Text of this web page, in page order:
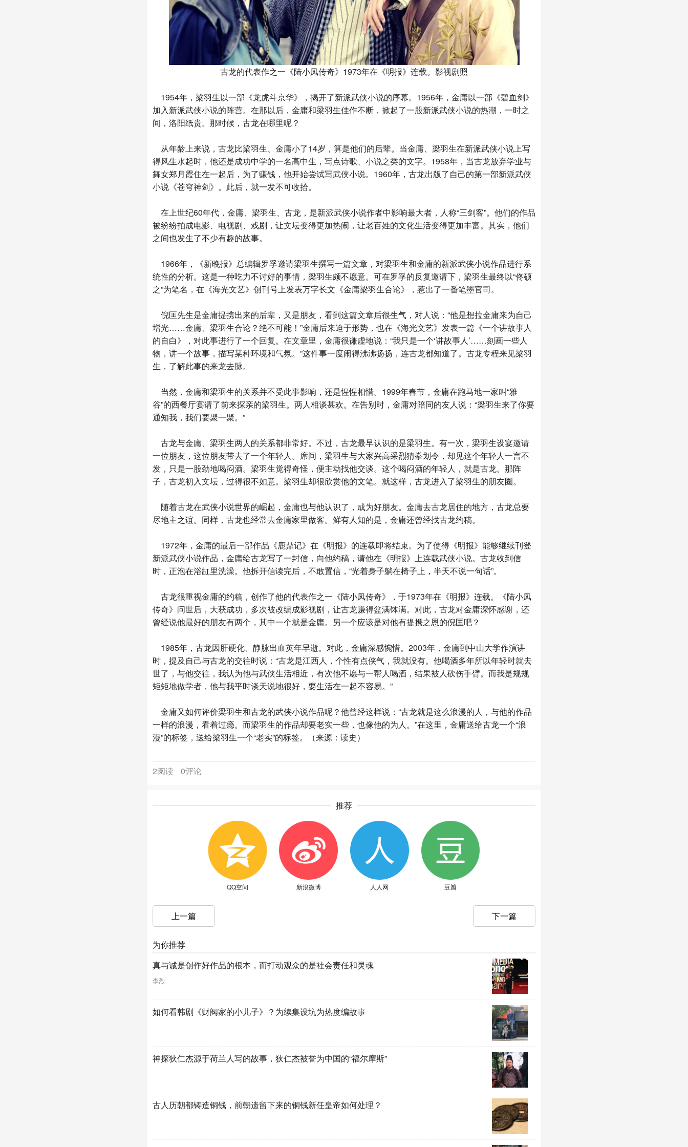
古龙的代表作之一《陆小凤传奇》1973年在《明报》连载。影视剧照
1954年，梁羽生以一部《龙虎斗京华》，揭开了新派武侠小说的序幕。1956年，金庸以一部《碧血剑》
加入新派武侠小说的阵营。在那以后，金庸和梁羽生佳作不断，掀起了一股新派武侠小说的热潮，一时之
间，洛阳纸贵。那时候，古龙在哪里呢？
从年龄上来说，古龙比梁羽生、金庸小了14岁，算是他们的后辈。当金庸、梁羽生在新派武侠小说上写
得风生水起时，他还是成功中学的一名高中生，写点诗歌、小说之类的文字。1958年，当古龙放弃学业与
舞女郑月霞住在一起后，为了赚钱，他开始尝试写武侠小说。1960年，古龙出版了自己的第一部新派武侠
小说《苍穹神剑》。此后，就一发不可收拾。
在上世纪60年代，金庸、梁羽生、古龙，是新派武侠小说作者中影响最大者，人称“三剑客”。他们的作品
被纷纷拍成电影、电视剧、戏剧，让文坛变得更加热闹，让老百姓的文化生活变得更加丰富。其实，他们
之间也发生了不少有趣的故事。
1966年，《新晚报》总编辑罗孚邀请梁羽生撰写一篇文章，对梁羽生和金庸的新派武侠小说作品进行系
统性的分析。这是一种吃力不讨好的事情，梁羽生颇不愿意。可在罗孚的反复邀请下，梁羽生最终以“佟硕
之”为笔名，在《海光文艺》创刊号上发表万字长文《金庸梁羽生合论》，惹出了一番笔墨官司。
倪匡先生是金庸提携出来的后辈，又是朋友，看到这篇文章后很生气，对人说：“他是想拉金庸来为自己
增光……金庸、梁羽生合论？绝不可能！”金庸后来迫于形势，也在《海光文艺》发表一篇《一个讲故事人
的自白》，对此事进行了一个回复。在文章里，金庸很谦虚地说：“我只是一个‘讲故事人’……刻画一些人
物，讲一个故事，描写某种环境和气氛。”这件事一度闹得沸沸扬扬，连古龙都知道了。古龙专程来见梁羽
生，了解此事的来龙去脉。
当然，金庸和梁羽生的关系并不受此事影响，还是惺惺相惜。1999年春节，金庸在跑马地一家叫“雅
谷”的西餐厅宴请了前来探亲的梁羽生。两人相谈甚欢。在告别时，金庸对陪同的友人说：“梁羽生来了你要
通知我，我们要聚一聚。”
古龙与金庸、梁羽生两人的关系都非常好。不过，古龙最早认识的是梁羽生。有一次，梁羽生设宴邀请
一位朋友，这位朋友带去了一个年轻人。席间，梁羽生与大家兴高采烈猜拳划令，却见这个年轻人一言不
发，只是一股劲地喝闷酒。梁羽生觉得奇怪，便主动找他交谈。这个喝闷酒的年轻人，就是古龙。那阵
子，古龙初入文坛，过得很不如意。梁羽生却很欣赏他的文笔。就这样，古龙进入了梁羽生的朋友圈。
随着古龙在武侠小说世界的崛起，金庸也与他认识了，成为好朋友。金庸去古龙居住的地方，古龙总要
尽地主之谊。同样，古龙也经常去金庸家里做客。鲜有人知的是，金庸还曾经找古龙约稿。
1972年，金庸的最后一部作品《鹿鼎记》在《明报》的连载即将结束。为了使得《明报》能够继续刊登
新派武侠小说作品，金庸给古龙写了一封信，向他约稿，请他在《明报》上连载武侠小说。古龙收到信
时，正泡在浴缸里洗澡。他拆开信读完后，不敢置信，“光着身子躺在椅子上，半天不说一句话”。
古龙很重视金庸的约稿，创作了他的代表作之一《陆小凤传奇》，于1973年在《明报》连载。《陆小凤
传奇》问世后，大获成功，多次被改编成影视剧，让古龙赚得盆满钵满。对此，古龙对金庸深怀感谢，还
曾经说他最好的朋友有两个，其中一个就是金庸。另一个应该是对他有提携之恩的倪匡吧？
1985年，古龙因肝硬化、静脉出血英年早逝。对此，金庸深感惋惜。2003年，金庸到中山大学作演讲
时，提及自己与古龙的交往时说：“古龙是江西人，个性有点侠气，我就没有。他喝酒多年所以年轻时就去
世了，与他交往，我认为他与武侠生活相近，有次他不愿与一帮人喝酒，结果被人砍伤手臂。而我是规规
矩矩地做学者，他与我平时谈天说地很好，要生活在一起不容易。”
金庸又如何评价梁羽生和古龙的武侠小说作品呢？他曾经这样说：“古龙就是这么浪漫的人，与他的作品
一样的浪漫，看着过瘾。而梁羽生的作品却要老实一些，也像他的为人。”在这里，金庸送给古龙一个“浪
漫”的标签，送给梁羽生一个“老实”的标签。（来源：读史）
2阅读 0评论
推荐
QQ空间 新浪微博 人人网 豆瓣
上一篇 下一篇
为你推荐
真与诚是创作好作品的根本，而打动观众的是社会责任和灵魂
李烈
如何看韩剧《财阀家的小儿子》？为续集设坑为热度编故事
神探狄仁杰源于荷兰人写的故事，狄仁杰被誉为中国的“福尔摩斯”
古人历朝都铸造铜钱，前朝遗留下来的铜钱新任皇帝如何处理？